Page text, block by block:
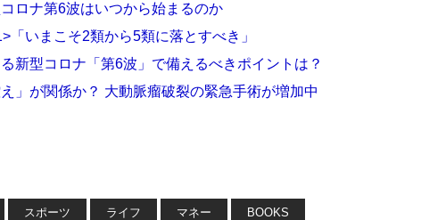
ロナ第6波はいつから始まるのか
「いまこそ2類から5類に落とすべき」
新型コロナ「第6波」で備えるべきポイントは？
」が関係か？ 大動脈瘤破裂の緊急手術が増加中
スポーツ ライフ マネー BOOKS